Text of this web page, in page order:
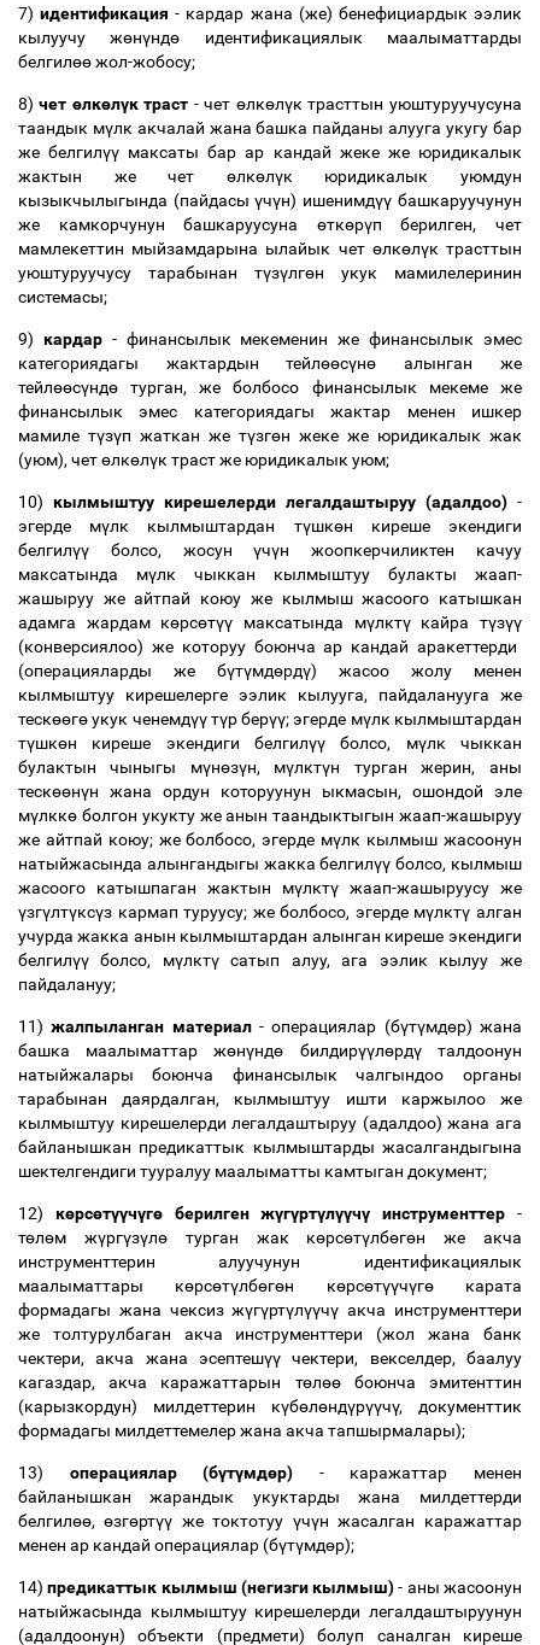
7)идентификация - кардар жана (же) бенефициардык ээлик
кылуучу жөнүндө идентификациялык маалыматтарды
белгилөөжол-жобосу;
8)чет өлкөлүк траст - чет өлкөлүк трасттын уюштуруучусуна
таандык мүлк акчалай жана башка пайданы алууга укугу бар
же белгилүү максаты бар ар кандай жеке же юридикалык
жактын же чет өлкөлүк юридикалык уюмдун
кызыкчылыгында (пайдасыүчүн) ишенимдүү башкаруучунун
же камкорчунун башкаруусуна өткөрүп берилген, чет
мамлекеттин мыйзамдарына ылайык чет өлкөлүк трасттын
уюштуруучусу тарабынан түзүлгөн укук мамилелеринин
системасы;
9) кардар- финансылык мекеменин же финансылык эмес
категориядагы жактардын тейлөөсүнө алынган же
тейлөөсүндө турган, же болбосо финансылык мекеме же
финансылык эмес категориядагы жактар менен ишкер
мамиле түзүп жаткан же түзгөн жеке же юридикалык жак
(уюм), четөлкөлүк траст же юридикалык уюм;
10) кылмыштуу кирешелерди легалдаштыруу (адалдоо) -
эгерде мүлк кылмыштардан түшкөн киреше экендиги
белгилүү болсо, жосунүчүн жоопкерчиликтен качуу
максатында мүлк чыккан кылмыштуу булакты жаап-
жашыруу же айтпай коюу же кылмыш жасоого катышкан
адамга жардам көрсөтүү максатында мүлктүкайра түзүү
(конверсиялоо) же которуу боюнча ар кандай аракеттерди
(операцияларды же бүтүмдөрдү) жасоо жолу менен
кылмыштуу кирешелерге ээлик кылууга, пайдаланууга же
тескөөгөукук ченемдүүтүр берүү; эгерде мүлк кылмыштардан
түшкөн киреше экендиги белгилүү болсо, мүлк чыккан
булактын чыныгы мүнөзүн, мүлктүн турган жерин, аны
тескөөнүн жана ордун которуунун ыкмасын, ошондой эле
мүлккө болгон укукту же анын таандыктыгын жаап-жашыруу
же айтпай коюу; же болбосо, эгерде мүлк кылмыш жасоонун
натыйжасында алынгандыгы жакка белгилүү болсо, кылмыш
жасоого катышпаган жактын мүлктү жаап-жашыруусу же
үзгүлтүксүз кармап туруусу; же болбосо, эгерде мүлктү алган
учурда жакка анын кылмыштардан алынган киреше экендиги
белгилүү болсо, мүлктү сатып алуу, ага ээлик кылуу же
пайдалануу;
11)жалпыланган материал- операциялар (бүтүмдөр) жана
башка маалыматтар жөнүндө билдирүүлөрдүталдоонун
натыйжалары боюнча финансылык чалгындоо органы
тарабынан даярдалган, кылмыштуу ишти каржылоо же
кылмыштуу кирешелерди легалдаштыруу (адалдоо) жана ага
байланышкан предикаттык кылмыштарды жасалгандыгына
шектелгендиги тууралуу маалыматты камтыган документ;
12) көрсөтүүчүгөберилген жүгүртүлүүчү инструменттер -
төлөм жүргүзүлөтурган жак көрсөтүлбөгөн же акча
инструменттерин алуучунун идентификациялык
маалыматтары көрсөтүлбөгөн көрсөтүүчүгөкарата
формадагы жана чексиз жүгүртүлүүчү акча инструменттери
же толтурулбаган акча инструменттери (жол жана банк
чектери, акча жана эсептешүү чектери, векселдер, баалуу
кагаздар, акча каражаттарын төлөөбоюнча эмитенттин
(карызкордун) милдеттерин күбөлөндүрүүчү, документтик
формадагы милдеттемелер жана акча тапшырмалары);
13) операциялар (бүтүмдөр) - каражаттар менен
байланышкан жарандык укуктарды жана милдеттерди
белгилөө,өзгөртүү же токтотуу үчүн жасалган каражаттар
менен ар кандай операциялар (бүтүмдөр);
14)предикаттык кылмыш (негизги кылмыш)- аны жасоонун
натыйжасында кылмыштуу кирешелерди легалдаштыруунун
(адалдоонун) объекти (предмети) болуп саналган киреше